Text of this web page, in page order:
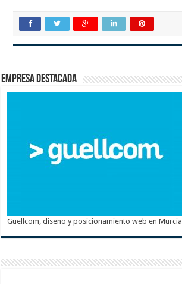
Empresa destacada
Guellcom, diseño y posicionamiento web en Murcia